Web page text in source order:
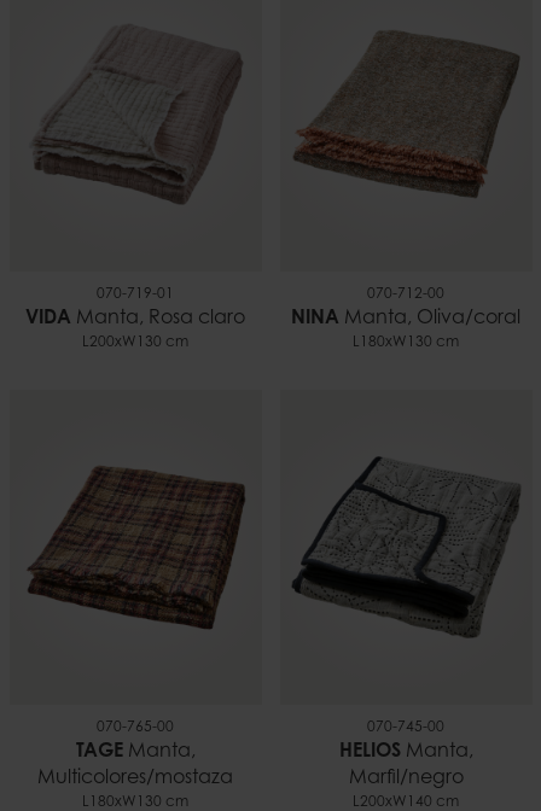
070-719-01
VIDA Manta, Rosa claro
L200xW130 cm
070-712-00
NINA Manta, Oliva/coral
L180xW130 cm
070-765-00
TAGEManta,
Multicolores/mostaza
L180xW130 cm
070-745-00
HELIOSManta,
Marfil/negro
L200xW140 cm